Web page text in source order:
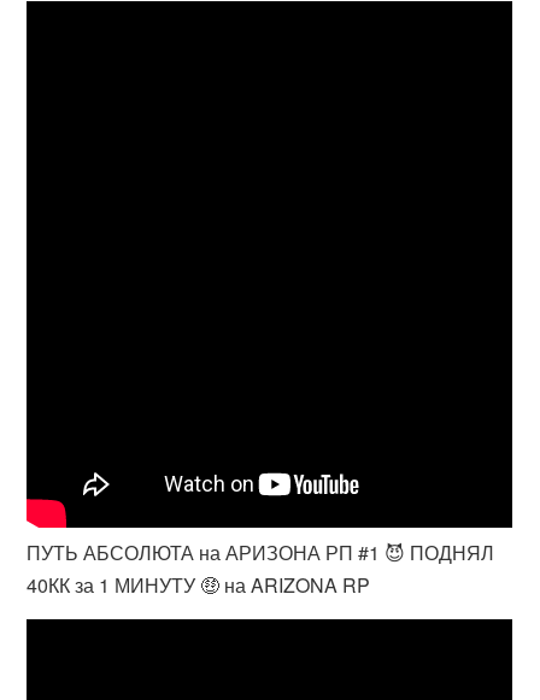
ПУТЬ АБСОЛЮТА на АРИЗОНА РП #1 😈 ПОДНЯЛ
40КК за 1 МИНУТУ 🤑 на ARIZONA RP